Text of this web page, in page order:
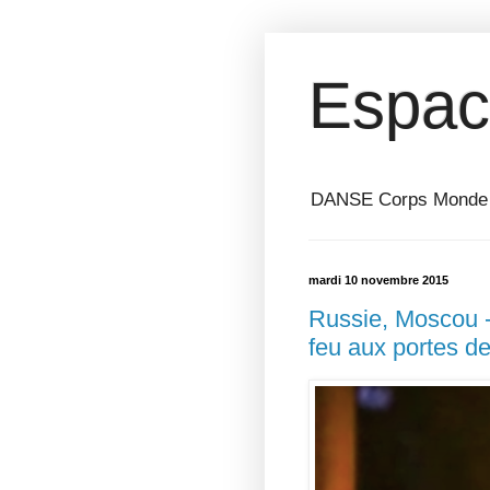
DANSE Corps
mardi 10 novembre 2015
Russie, Moscou
feu aux portes